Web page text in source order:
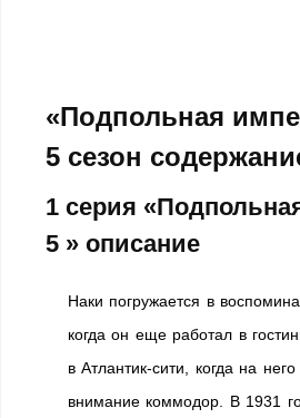
«Подпольная
5 сезон содержа
1 серия
5 » описание
Наки погружается в
когда он еще работал в
в Атлантик-сити, когда на
внимание коммодор. В 1931